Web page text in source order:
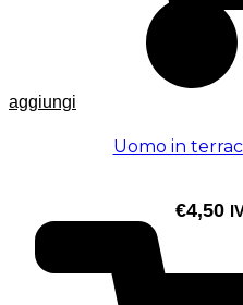
aggiungi
Uomo in
€4,50